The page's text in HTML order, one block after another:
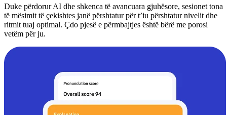
Duke përdorur AI dhe shkenca të avancuara gjuhësore, sesionet tona
të mësimit të çekishtes janë përshtatur për t’iu përshtatur nivelit dhe
ritmit tuaj optimal. Çdo pjesë e përmbajtjes është bërë me porosi
vetëm për ju.